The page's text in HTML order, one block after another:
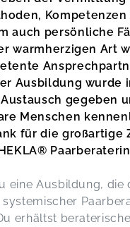
Kompetenzen
auch persönliche
warmherzigen Art
Ausbildung wurde
gegeben
Menschen
für die großartige
Paarberaterin
eine Ausbildung, die
erhältst